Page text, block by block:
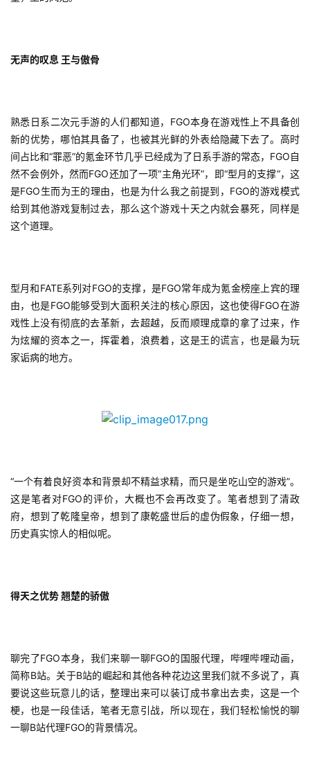
无声的叹息 王与傲骨
熟悉日系二次元手游的人们都知道，FGO本身在游戏性上不具备创
新的优势，哪怕其具备了，也被其光鲜的外表给隐藏下去了。高时
间占比和“罪恶”的氪金环节几乎已经成为了日系手游的常态，FGO自
然不会例外，然而FGO还加了一项“主角光环”，即“型月的支撑“，这
是FGO生而为王的理由，也是为什么我之前提到，FGO的游戏模式
给到其他游戏复制过去，那么这个游戏十天之内就会暴死，同样是
这个道理。
型月和FATE系列对FGO的支撑，是FGO常年成为氪金榜座上宾的理
由，也是FGO能够受到大面积关注的核心原因，这也使得FGO在游
戏性上没有彻底的去革新，去超越，反而顺理成章的拿了过来，作
为炫耀的资本之一，挥霍着，浪费着，这是王的谎言，也是最为玩
家诟病的地方。
“一个有着良好资本和背景却不精益求精，而只是坐吃山空的游戏”。
这是笔者对FGO的评价，大概也不会再改变了。笔者想到了清政
府，想到了乾隆皇帝，想到了康乾盛世后的虚伪假象，仔细一想，
历史真实惊人的相似呢。
得天之优势 翘楚的骄傲
聊完了FGO本身，我们来聊一聊FGO的国服代理，哔哩哔哩动画，
简称B站。关于B站的崛起和其他各种花边这里我们就不多说了，真
要说这些玩意儿的话，整理出来可以装订成书拿出去卖，这是一个
梗，也是一段佳话，笔者无意引战，所以现在，我们轻松愉悦的聊
一聊B站代理FGO的背景情况。